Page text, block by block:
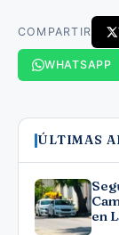
COMPARTIR
WHATSAPP
ÚLTIMAS
en